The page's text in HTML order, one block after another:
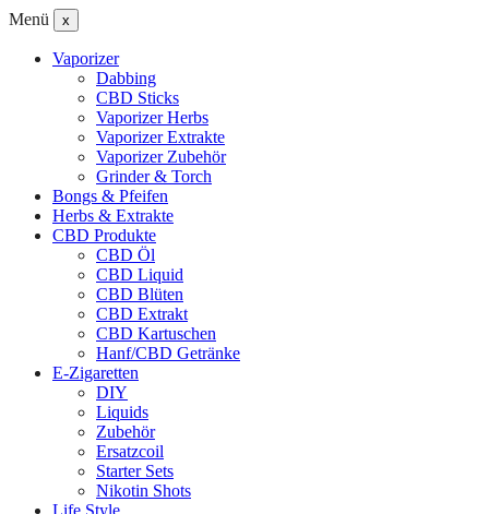
Menü x
Vaporizer
Dabbing
CBD Sticks
Vaporizer Herbs
Vaporizer Extrakte
Vaporizer Zubehör
Grinder & Torch
Bongs & Pfeifen
Herbs & Extrakte
CBD Produkte
CBD Öl
CBD Liquid
CBD Blüten
CBD Extrakt
CBD Kartuschen
Hanf/CBD Getränke
E-Zigaretten
DIY
Liquids
Zubehör
Ersatzcoil
Starter Sets
Nikotin Shots
Life Style